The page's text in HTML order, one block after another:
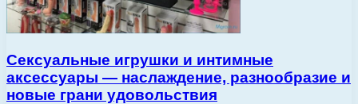
Сексуальные игрушки и интимные
аксессуары — наслаждение, разнообразие и
новые грани удовольствия